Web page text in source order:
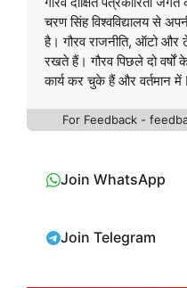
चरण सिंह विश्वविद्यालय से
है। गौरव राजनीति, ऑटो और
रखते हैं। गौरव पिछले दो वर्षों
कार्य कर चुके हैं और वर्तमान
For Feedback -
Join WhatsApp
Join Telegram